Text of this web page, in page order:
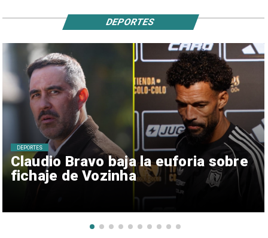
Claudio Bravo baja la euforia sobre
fichaje de Vozinha
DEPORTES
DEPORTES